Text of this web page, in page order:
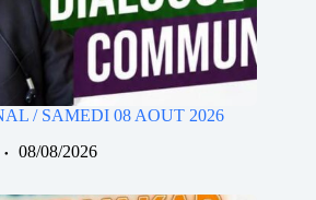
/ SAMEDI 08 AOUT 2026
08/08/2026